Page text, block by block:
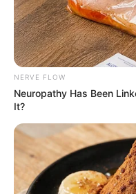
NERVE FLOW
Neuropathy Has Been
It?